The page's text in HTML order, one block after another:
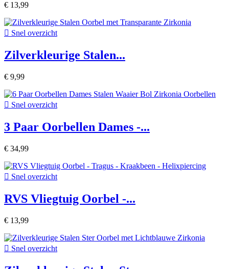
€ 13,99
 Snel overzicht
Zilverkleurige Stalen...
€ 9,99
 Snel overzicht
3 Paar Oorbellen Dames -...
€ 34,99
 Snel overzicht
RVS Vliegtuig Oorbel -...
€ 13,99
 Snel overzicht